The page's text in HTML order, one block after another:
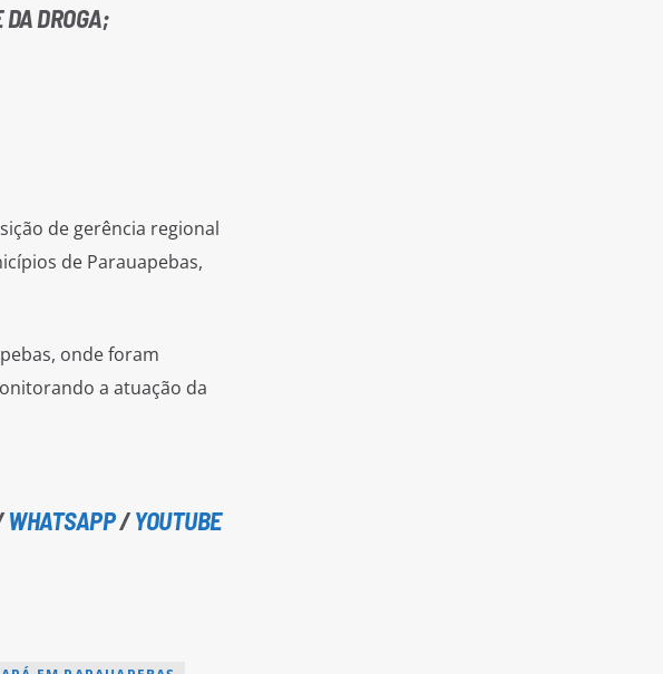
DROGA;
de gerência regional
de Parauapebas,
onde foram
a atuação da
WHATSAPP/YOUTUBE